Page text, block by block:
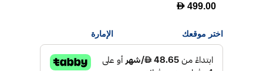
D 499.00
اختر موقعك الإمارة